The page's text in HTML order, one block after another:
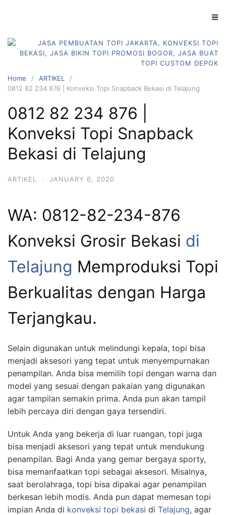
Home
ARTIKEL
0812 82 234 876 | Konveksi Topi Snapback Bekasi di Telajung
0812 82 234 876 |
Konveksi Topi Snapback
Bekasi di Telajung
ARTIKEL · JANUARY 6, 2020
WA: 0812-82-234-876
Konveksi Grosir Bekasi di
Telajung Memproduksi Topi
Berkualitas dengan Harga
Terjangkau.
Selain digunakan untuk melindungi kepala, topi bisa
menjadi aksesori yang tepat untuk menyempurnakan
penampilan. Anda bisa memilih topi dengan warna dan
model yang sesuai dengan pakaian yang digunakan
agar tampilan semakin prima. Anda pun akan tampil
lebih percaya diri dengan gaya tersendiri.
Untuk Anda yang bekerja di luar ruangan, topi juga
bisa menjadi aksesori yang tepat untuk mendukung
penampilan. Bagi Anda yang gemar bergaya sporty,
bisa memanfaatkan topi sebagai aksesori. Misalnya,
saat berolahraga, topi bisa dipakai agar penampilan
berkesan lebih modis. Anda pun dapat memesan topi
impian Anda di konveksi topi bekasi di Telajung, agar